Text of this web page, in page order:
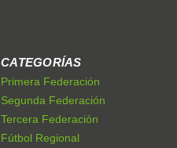
CATEGORÍAS
Primera Federación
Segunda Federación
Tercera Federación
Fútbol Regional